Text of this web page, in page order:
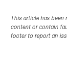
This article has
content or contain
footer to report an